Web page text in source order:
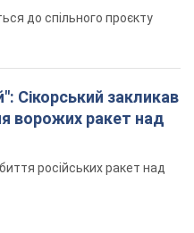
до спільного проєкту
Сікорський закликав
ворожих ракет над
російських ракет над